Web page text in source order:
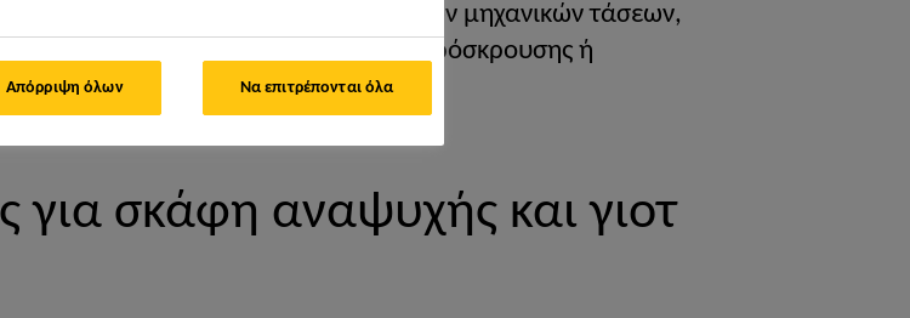
σχεδιάζονται για παραλαβή υψηλών μηχανικών τάσεων,
του αρμού λόγω δυνάμεων πρόσκρουσης ή
για σκάφη αναψυχής και γιοτ
Απόρριψη όλων Να επιτρέπονται όλα